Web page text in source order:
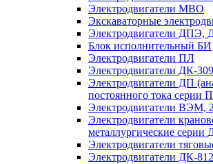
Электродвигатели MBO
Экскаваторные
Электродвигатели ДПЭ,
Блок исполнительный БИ
Электродвигатели ПЛ
Электродвигатели ДК-309
Электродвигатели ДП
постоянного тока серии
Электродвигатели
Электродвигатели
металлургические серии
Электродвигатели
Электродвигатели ДК-